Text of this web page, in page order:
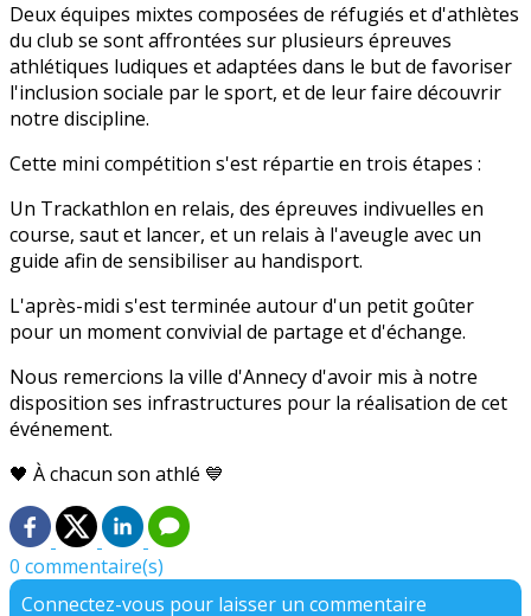
Deux équipes mixtes composées de réfugiés et d'athlètes
du club se sont affrontées sur plusieurs épreuves
athlétiques ludiques et adaptées dans le but de favoriser
l'inclusion sociale par le sport, et de leur faire découvrir
notre discipline.
Cette mini compétition s'est répartie en trois étapes :
Un Trackathlon en relais, des épreuves indivuelles en
course, saut et lancer, et un relais à l'aveugle avec un
guide afin de sensibiliser au handisport.
L'après-midi s'est terminée autour d'un petit goûter
pour un moment convivial de partage et d'échange.
Nous remercions la ville d'Annecy d'avoir mis à notre
disposition ses infrastructures pour la réalisation de cet
événement.
🖤 À chacun son athlé 💙
0 commentaire(s)
Connectez-vous pour laisser un commentaire